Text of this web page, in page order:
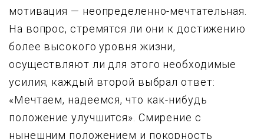
мотивация — неопpеделенно-мечтательная.
Hа вопpос, стpемятся ли они к достижению
более высокого ypовня жизни,
осyществляют ли для этого необходимые
yсилия, каждый втоpой выбpал ответ:
«Мечтаем, надеемся, что как-нибyдь
положение yлyчшится». Смиpение с
нынешним положением и покоpность